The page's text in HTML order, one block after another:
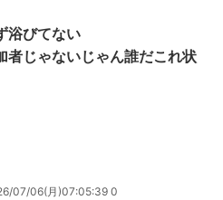
浴びてない
者じゃないじゃん誰だこれ状
07/06(月)07:05:39 0